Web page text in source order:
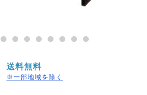
10 11 12
送料無料
※一部地域を除く